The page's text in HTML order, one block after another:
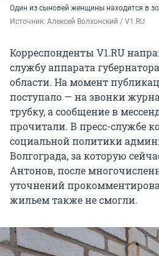
Один из сыновей женщины находится в
Источник: Алексей Волхонский / V1.RU
Корреспонденты V1.RU
службу аппарата
области. На момент
поступало — на звонки
трубку, а сообщение в
прочитали. В пресс-службе
социальной политики
Волгограда, за которую
Антонов, после
уточнений
жильем также не смогли.